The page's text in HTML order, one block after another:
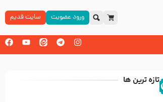
ورود عضویت سایت قدیم
تازه ترین ها